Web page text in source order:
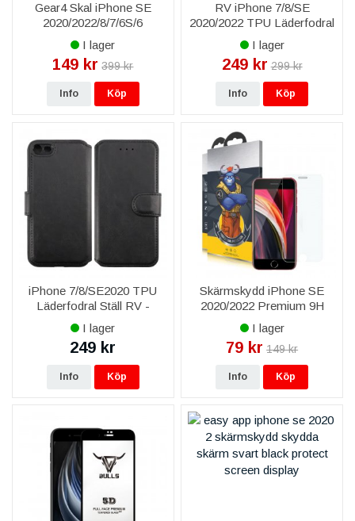
Gear4 Skal iPhone SE
2020/2022/8/7/6S/6
Piccadilly D3O - Rosa /
Transparent
I lager
149 kr 399 kr
Info Köp
RV iPhone 7/8/SE
2020/2022 TPU Läderfodral
med Ställ - Svart
I lager
249 kr 299 kr
Info Köp
iPhone 7/8/SE2020 TPU
Läderfodral Ställ RV -
Minificka - Svart
I lager
249 kr
Info Köp
Skärmskydd iPhone SE
2020/2022 Premium 9H
Bulls - Crystal Clear
I lager
79 kr 149 kr
Info Köp